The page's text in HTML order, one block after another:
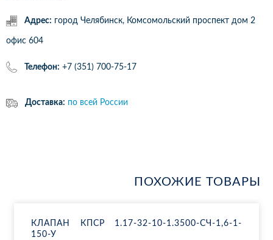
Адрес: город Челябинск, Комсомольский проспект дом 2
офис 604
Телефон: +7 (351) 700-75-17
Доставка: по всей России
ПОХОЖИЕ ТОВАРЫ
КЛА­ПАН КПСР 1.17-32-10-1.3500-СЧ-1,6-1-
150-У